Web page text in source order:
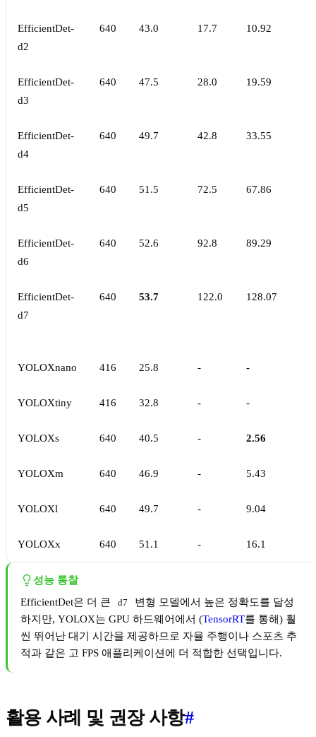
EfficientDet-
d2
640 43.0 17.7 10.92
EfficientDet-
d3
640 47.5 28.0 19.59
EfficientDet-
d4
640 49.7 42.8 33.55
EfficientDet-
d5
640 51.5 72.5 67.86
EfficientDet-
d6
640 52.6 92.8 89.29
EfficientDet-
d7
640 53.7 122.0 128.07
YOLOXnano 416 25.8 - -
YOLOXtiny 416 32.8 - -
YOLOXs 640 40.5 - 2.56
YOLOXm 640 46.9 - 5.43
YOLOXl 640 49.7 - 9.04
YOLOXx 640 51.1 - 16.1
성능 통찰
EfficientDet은 더 큰
d7
변형 모델에서 높은 정확도를 달성
하지만, YOLOX는 GPU 하드웨어에서 (TensorRT를 통해) 훨
씬 뛰어난 대기 시간을 제공하므로 자율 주행이나 스포츠 추
적과 같은 고 FPS 애플리케이션에 더 적합한 선택입니다.
활용 사례 및 권장 사항#